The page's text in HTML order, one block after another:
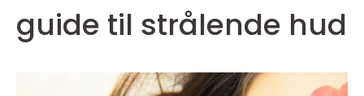
guide til strålende hud